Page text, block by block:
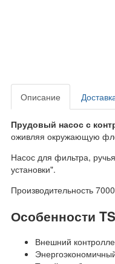
Описание
Прудовый насос с
оживляя окружающую
Насос для фильтра,
установки".
Производительность
Особенности
Внешний